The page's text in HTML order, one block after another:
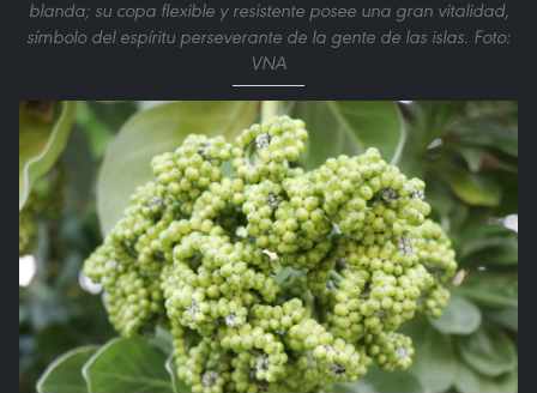
blanda; su copa flexible y resistente posee una gran vitalidad,
símbolo del espíritu perseverante de la gente de las islas. Foto:
VNA